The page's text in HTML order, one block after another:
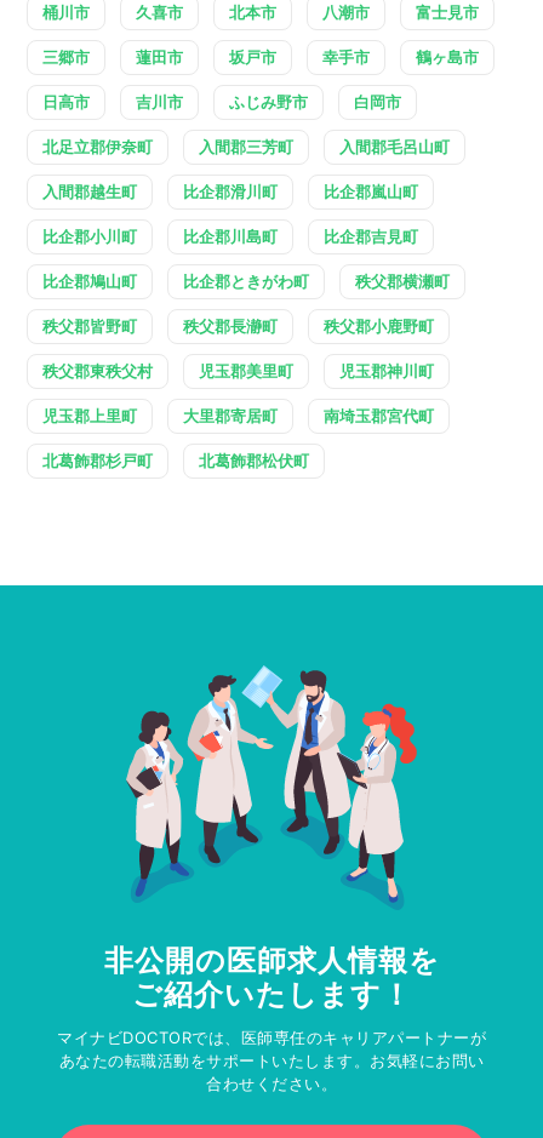
桶川市 久喜市 北本市 八潮市 富士見市
三郷市 蓮田市 坂戸市 幸手市 鶴ヶ島市
日高市 吉川市 ふじみ野市 白岡市
北足立郡伊奈町 入間郡三芳町 入間郡毛呂山町
入間郡越生町 比企郡滑川町 比企郡嵐山町
比企郡小川町 比企郡川島町 比企郡吉見町
比企郡鳩山町 比企郡ときがわ町 秩父郡横瀬町
秩父郡皆野町 秩父郡長瀞町 秩父郡小鹿野町
秩父郡東秩父村 児玉郡美里町 児玉郡神川町
児玉郡上里町 大里郡寄居町 南埼玉郡宮代町
北葛飾郡杉戸町 北葛飾郡松伏町
非公開の医師求人情報を
ご紹介いたします！
マイナビDOCTORでは、医師専任のキャリアパートナーが
あなたの転職活動をサポートいたします。お気軽にお問い
合わせください。